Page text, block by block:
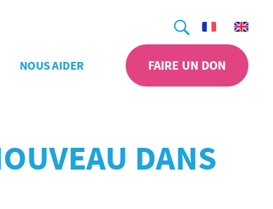
Recherche
NOUS AIDER FAIRE UN DON
DANS